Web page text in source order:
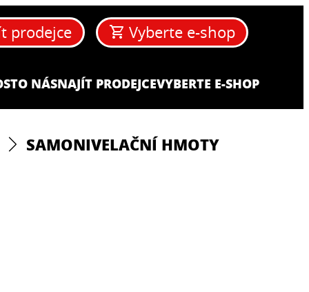
O NÁSNAJÍT PRODEJCEVYBERTE E-SHOP
prodejce Vyberte e-shop
SAMONIVELAČNÍ HMOTY